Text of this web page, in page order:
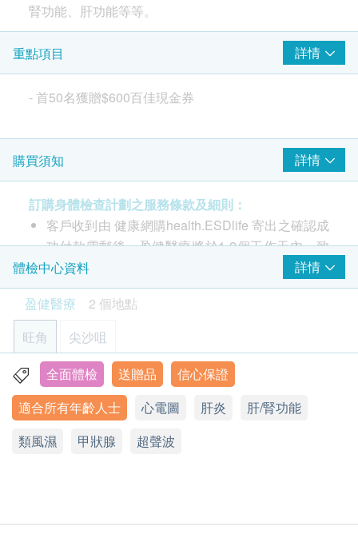
肝、膽
盆腔
甲狀腺
乳房 (雙側)
前列腺及膀胱
2 基本項目
心臟檢查
靜臥心電圖
基本健康評估
血壓
體質指標
身高
脈搏率
詳細醫學問卷
體重
前列腺及膀胱超聲波(經腹部) - 男士
HK$1,350.0
包括肝、膽、脾、胰、腎
HK$2,310.0
HK$1,260.0
腎臟超聲波
HK$1,260.0
全腹部超聲波 (肝、膽、脾、胰、腎、盤腔) - 女士
HK$
超薄柏氏子宮頸抹片檢驗及人類乳頭瘤病毒HPV DNA檢查
只限有性經驗女性
HK$1,400.0
幽門螺旋菌吹氣測試
幽門螺旋菌可引致多種胃病，如胃痛、胃氣、胃炎、胃酸倒流
腎功能、肝功能等等。
包括超聲波檢查、靜臥心電圖、腎功能、肝功能等
等。
注意事項:
意事項
重點項目 詳情
-首50名獲贈$600百佳現金券
購買須知 詳情
訂購身體檢查計劃之服務條款及細則：
客戶收到由 健康網購health.ESDlife 寄出之確認成
功付款電郵後，盈健醫療將於1-2個工作天內，致
電客戶預約身體檢查的時間及地點。
客戶亦可自行致電2397 2111 向體驗中心職員聯
絡。 (辦公時間：星期一至六；上午9時至下午6時
30分)
客戶必須於預約當天出示身份證及列印訂購確認信
以確認身份。
請注意: 由2025年6月9日起訂購之身體檢查計劃或
疫苗計劃，有效期延至6個月，客戶必須於6個月內
(由確認付款日期起計) 接受有關檢查，逾期作廢。
訂購一經確認，不設退款。
體檢中心資料
詳情
盈健醫療
2 個地點
旺角
尖沙咀
旺角-健柏醫學造影中心：旺角彌敦道625及639號雅蘭中心
辦公樓一期7樓712室
全面體檢 送贈品
信心保證
適合所有年齡人士
心電圖 肝炎
肝/腎功能
類風濕
甲狀腺 超聲波